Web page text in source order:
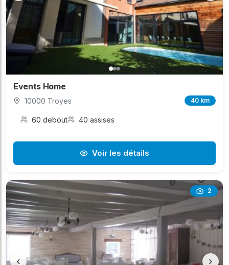
Events Home
10000 Troyes 40 km
60 debout 40 assises
Voir les détails
2
‹ ›